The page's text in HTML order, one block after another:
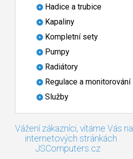
Hadice a trubice
Kapaliny
Kompletní sety
Pumpy
Radiátory
Regulace a monitorování
Služby
Vážení zákazníci, vítáme Vás na
internetových stránkách
JSComputers.cz